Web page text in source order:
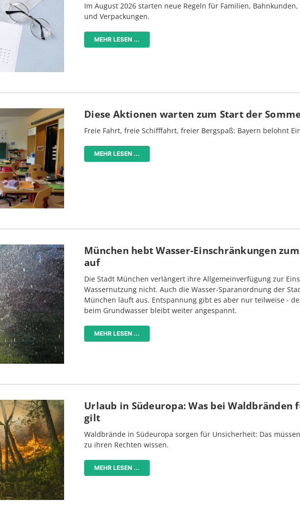
Im August 2026 starten neue Regeln für Familien, Bahnkunden,
und Verpackungen.
MEHR LESEN ...
Diese Aktionen warten zum Start der
Freie Fahrt, freie Schifffahrt, freier Bergspaß: Bayern belohnt
MEHR LESEN ...
München hebt Wasser-Einschränkungen
auf
Die Stadt München verlängert ihre Allgemeinverfügung zur
Wassernutzung nicht. Auch die Wasser-Sparanordnung der
München läuft aus. Entspannung gibt es aber nur teilweise -
beim Grundwasser bleibt weiter angespannt.
MEHR LESEN ...
Urlaub in Südeuropa: Was bei Waldbränden
gilt
Waldbrände in Südeuropa sorgen für Unsicherheit: Das
zu ihren Rechten wissen.
MEHR LESEN ...